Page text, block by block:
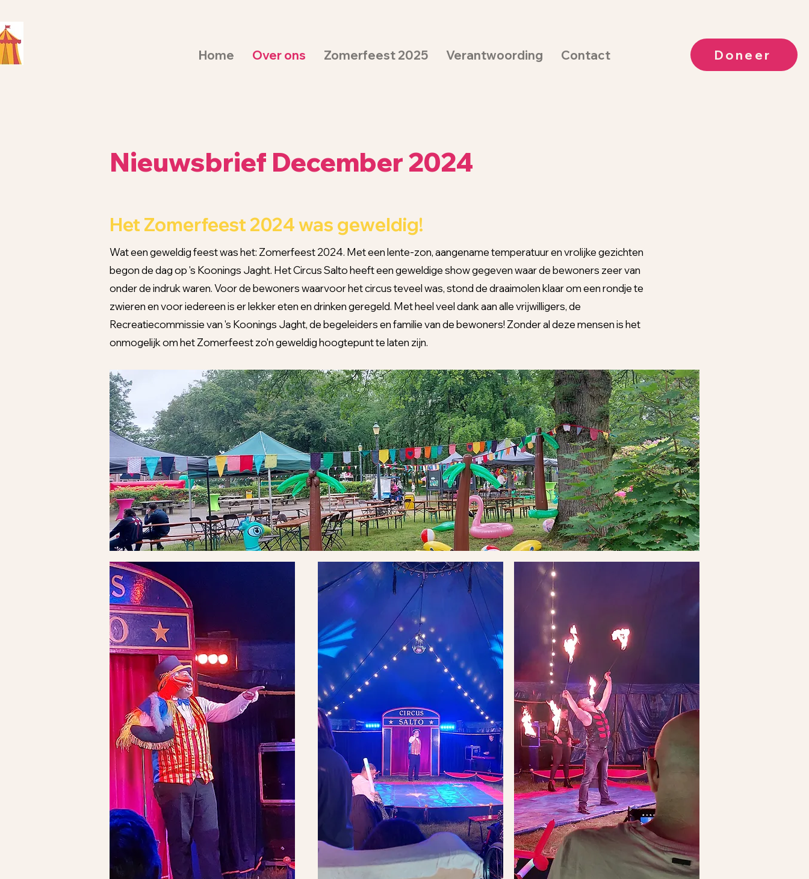
Home Over ons Zomerfeest 2025 Verantwoording Contact Doneer
Nieuwsbrief December 2024
Het Zomerfeest 2024 was geweldig!
Wat een geweldig feest was het: Zomerfeest 2024. Met een lente-zon, aangename temperatuur en vrolijke gezichten
begon de dag op 's Koonings Jaght. Het Circus Salto heeft een geweldige show gegeven waar de bewoners zeer van
onder de indruk waren. Voor de bewoners waarvoor het circus teveel was, stond de draaimolen klaar om een rondje te
zwieren en voor iedereen is er lekker eten en drinken geregeld. Met heel veel dank aan alle vrijwilligers, de
Recreatiecommissie van 's Koonings Jaght, de begeleiders en familie van de bewoners! Zonder al deze mensen is het
onmogelijk om het Zomerfeest zo'n geweldig hoogtepunt te laten zijn.